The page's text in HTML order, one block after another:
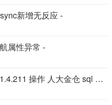
新增无反应 -
属性异常 -
[SqlSugar] SqlSugar5.1.4.211 操作 人大金仓 sql server兼容版的问题 -